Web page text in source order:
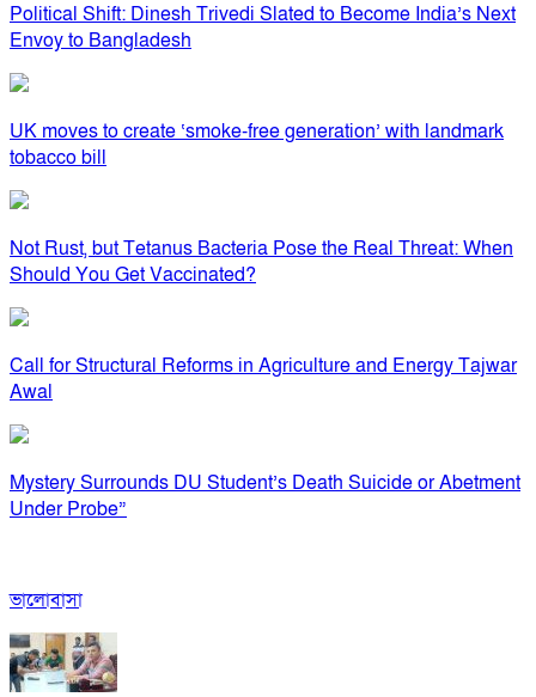
Political Shift: Dinesh Trivedi Slated to Become India’s Next
Envoy to Bangladesh
UK moves to create ‘smoke-free generation’ with landmark
tobacco bill
Not Rust, but Tetanus Bacteria Pose the Real Threat: When
Should You Get Vaccinated?
Call for Structural Reforms in Agriculture and Energy Tajwar
Awal
Mystery Surrounds DU Student’s Death Suicide or Abetment
Under Probe”
ভালোবাসা